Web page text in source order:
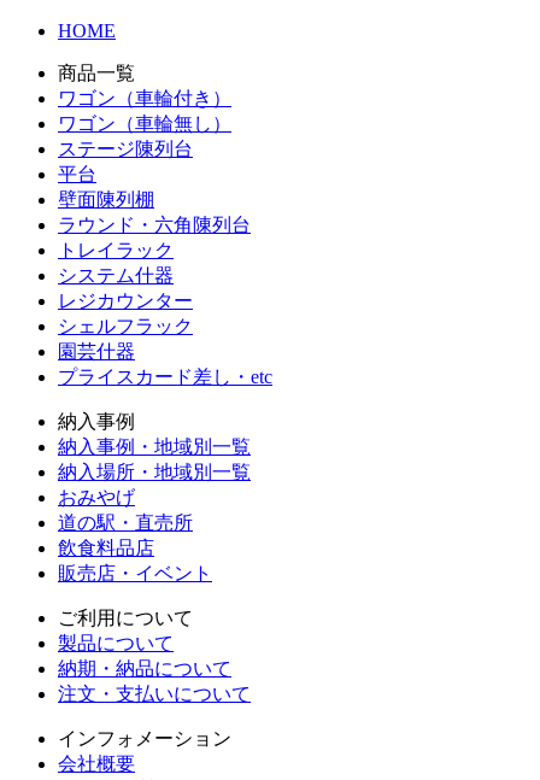
HOME
商品一覧
ワゴン（車輪付き）
ワゴン（車輪無し）
ステージ陳列台
平台
壁面陳列棚
ラウンド・六角陳列台
トレイラック
システム什器
レジカウンター
シェルフラック
園芸什器
プライスカード差し・etc
納入事例
納入事例・地域別一覧
納入場所・地域別一覧
おみやげ
道の駅・直売所
飲食料品店
販売店・イベント
ご利用について
製品について
納期・納品について
注文・支払いについて
インフォメーション
会社概要